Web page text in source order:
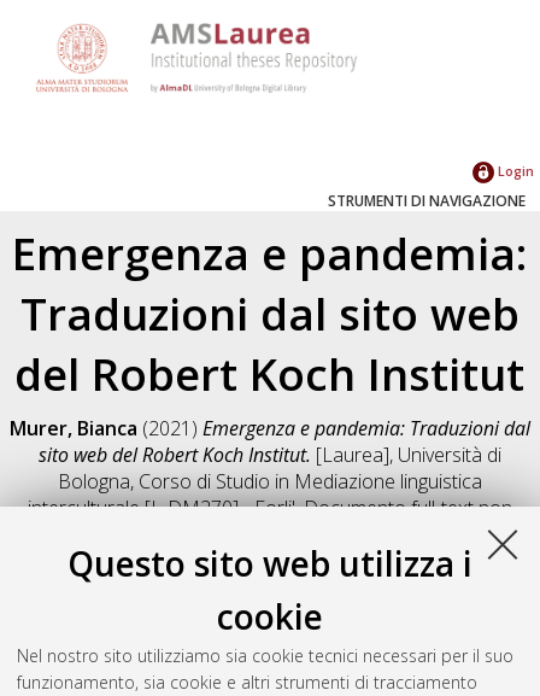
Questo sito web utilizza i
cookie
Nel nostro sito utilizziamo sia cookie tecnici necessari per il suo
funzionamento, sia cookie e altri strumenti di tracciamento
Login
STRUMENTI DI NAVIGAZIONE
Emergenza e pandemia:
Traduzioni dal sito web
del Robert Koch Institut
Murer, Bianca (2021) Emergenza e pandemia: Traduzioni dal
sito web del Robert Koch Institut. [Laurea], Università di
Bologna, Corso di Studio in Mediazione linguistica
interculturale [L-DM270] - Forli', Documento full-text non
Salva citazione
Condividi
Il full-text non è disponibile per scelta dell'autore. (
Abstract